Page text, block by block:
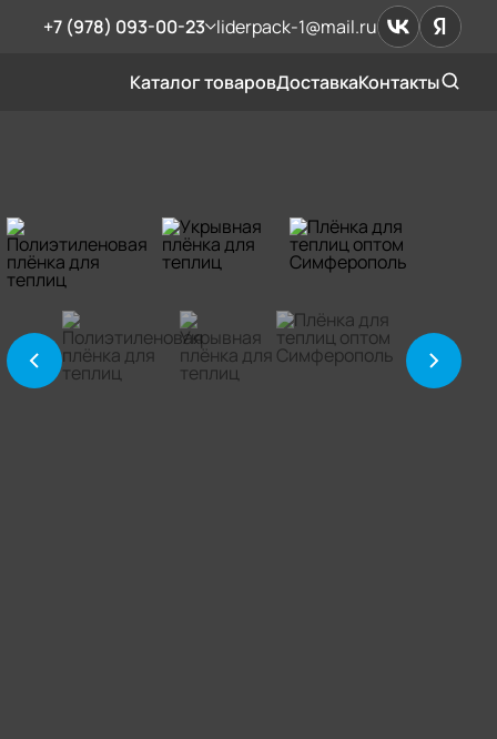
+7 (978) 093-00-23 liderpack-1@mail.ru
Каталог товаровДоставкаКонтакты